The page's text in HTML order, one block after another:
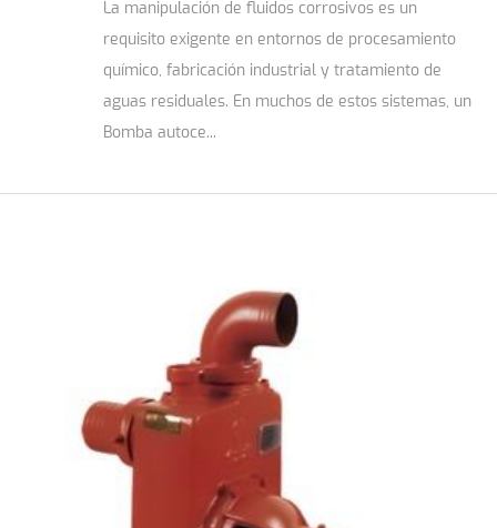
La manipulación de fluidos corrosivos es un
requisito exigente en entornos de procesamiento
químico, fabricación industrial y tratamiento de
aguas residuales. En muchos de estos sistemas, un
Bomba autoce...